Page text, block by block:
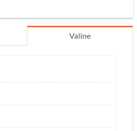
Valine